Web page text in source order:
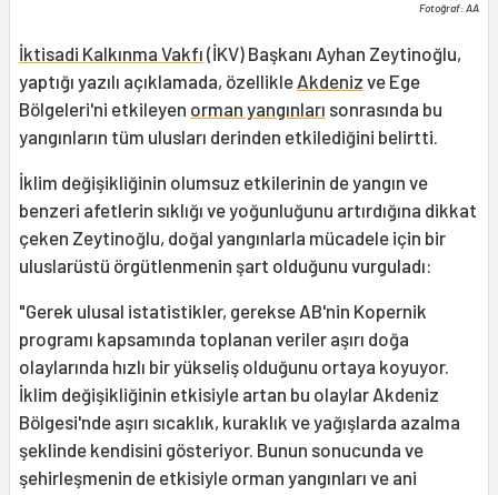
Fotoğraf: AA
İktisadi Kalkınma Vakfı (İKV) Başkanı Ayhan Zeytinoğlu,
yaptığı yazılı açıklamada, özellikle Akdeniz ve Ege
Bölgeleri'ni etkileyen orman yangınları sonrasında bu
yangınların tüm ulusları derinden etkilediğini belirtti.
İklim değişikliğinin olumsuz etkilerinin de yangın ve
benzeri afetlerin sıklığı ve yoğunluğunu artırdığına dikkat
çeken Zeytinoğlu, doğal yangınlarla mücadele için bir
uluslarüstü örgütlenmenin şart olduğunu vurguladı:
"Gerek ulusal istatistikler, gerekse AB'nin Kopernik
programı kapsamında toplanan veriler aşırı doğa
olaylarında hızlı bir yükseliş olduğunu ortaya koyuyor.
İklim değişikliğinin etkisiyle artan bu olaylar Akdeniz
Bölgesi'nde aşırı sıcaklık, kuraklık ve yağışlarda azalma
şeklinde kendisini gösteriyor. Bunun sonucunda ve
şehirleşmenin de etkisiyle orman yangınları ve ani